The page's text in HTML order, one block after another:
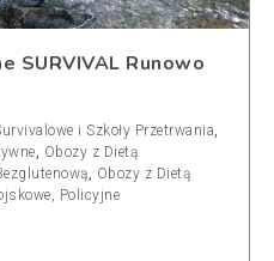
SURVIVAL Runowo
i Szkoły Przetrwania,
, Obozy z Dietą
, Obozy z Dietą
Policyjne